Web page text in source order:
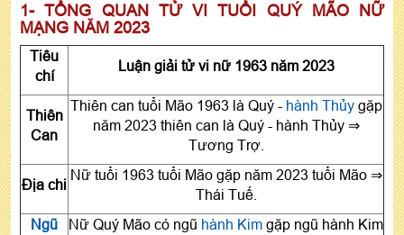
1- TỔNG QUAN TỬ VI TUỔI QUÝ MÃO NỮ
MẠNG NĂM 2023
Tiêu
chí
Luận giải tử vi nữ 1963 năm 2023
Thiên
Can
Thiên can tuổi Mão 1963 là Quý - hành Thủygặp
năm 2023 thiên can là Quý - hành Thủy ⇒
Tương Trợ.
Địa chi
Nữ tuổi 1963 tuổi Mão gặp năm 2023 tuổi Mão ⇒
Thái Tuế.
Ngũ
Nữ Quý Mão có ngũ hành Kim gặp ngũ hành Kim